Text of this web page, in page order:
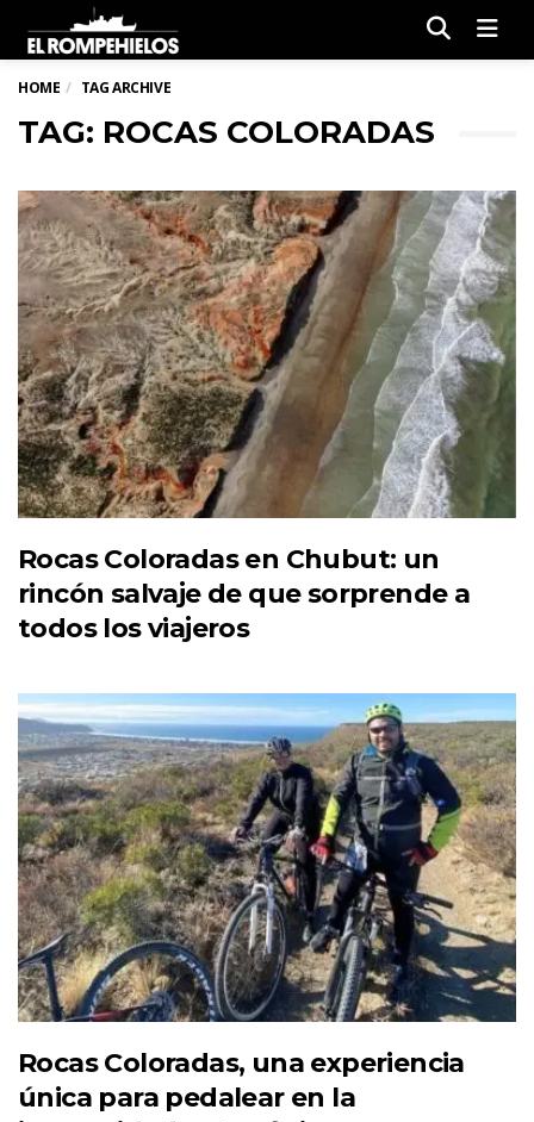
HOME TAG ARCHIVE
TAG: ROCAS COLORADAS
Rocas Coloradas en Chubut: un
rincón salvaje de que sorprende a
todos los viajeros
Rocas Coloradas, una experiencia
única para pedalear en la